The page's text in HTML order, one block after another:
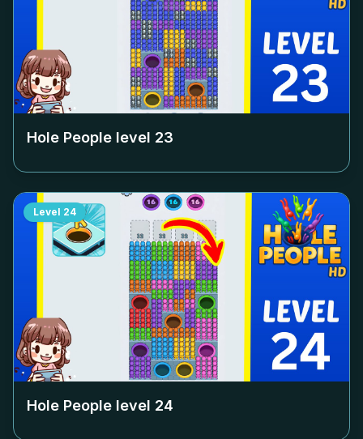
Hole People level 23
Level 24
Hole People level 24